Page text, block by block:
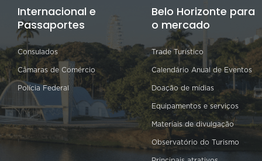
Internacional e
Passaportes
Consulados
Câmaras de Comércio
Polícia Federal
Belo Horizonte para
o mercado
Trade Turístico
Calendário Anual de Eventos
Doação de mídias
Equipamentos e serviços
Materiais de divulgação
Observatório do Turismo